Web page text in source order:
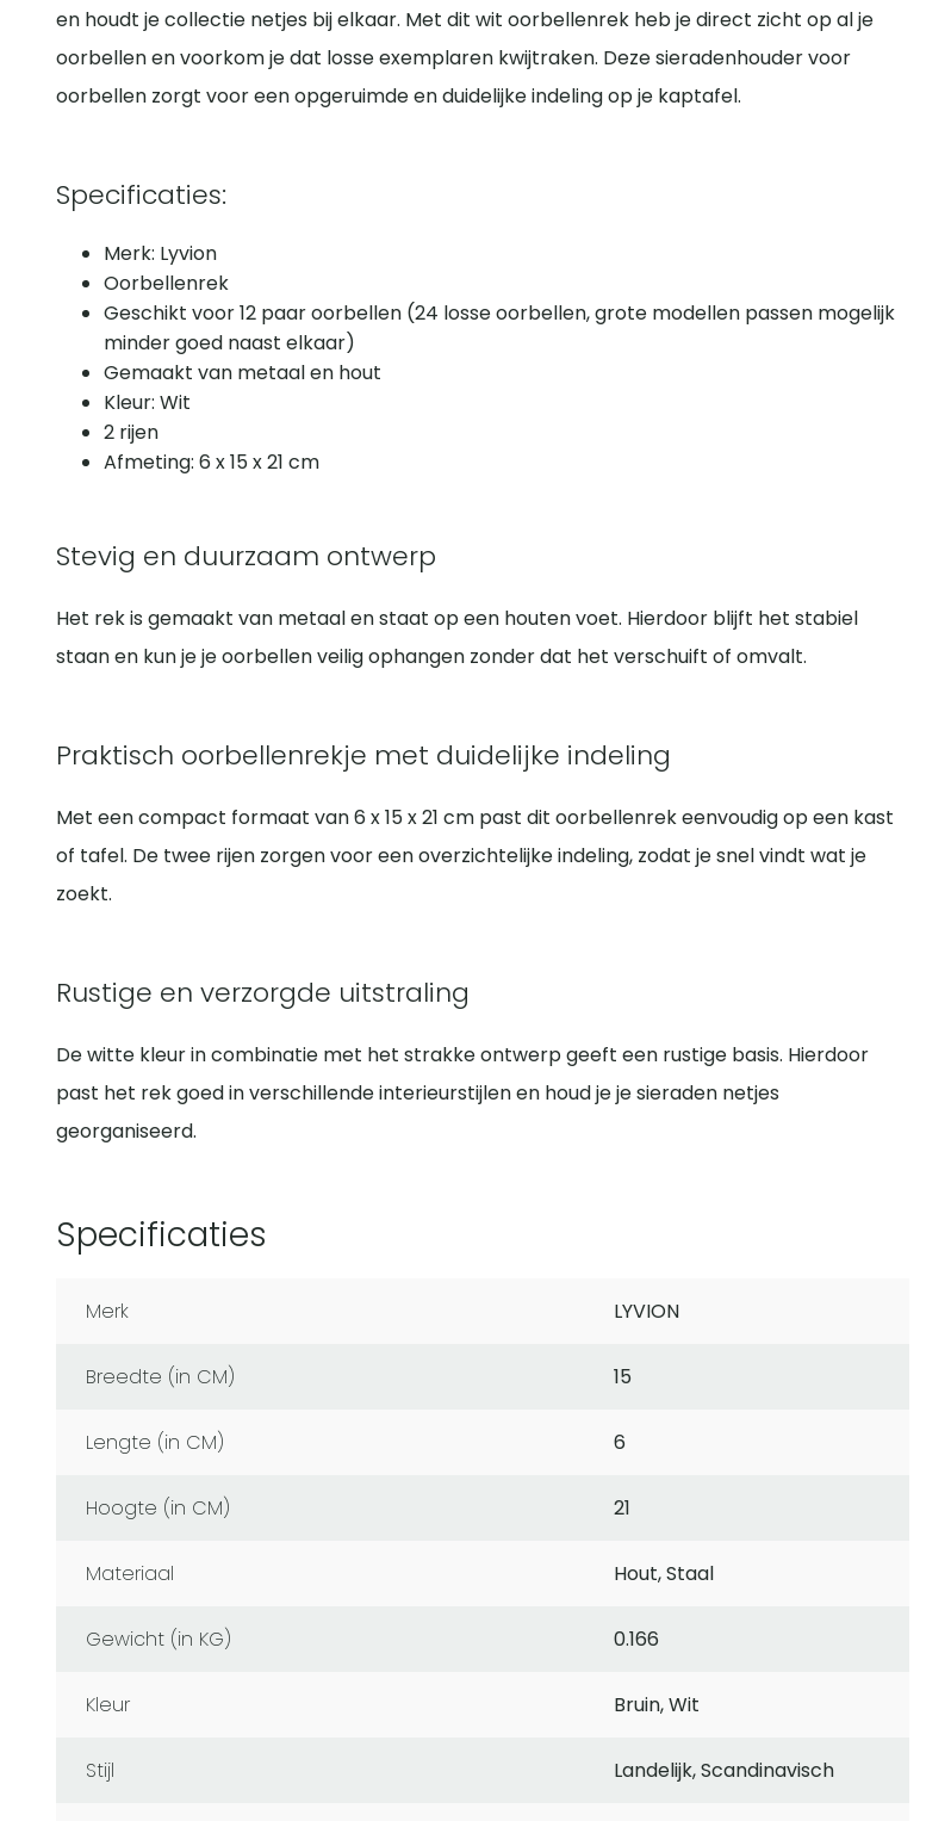
en houdt je collectie netjes bij elkaar. Met dit wit oorbellenrek heb je direct zicht op al je
oorbellen en voorkom je dat losse exemplaren kwijtraken. Deze sieradenhouder voor
oorbellen zorgt voor een opgeruimde en duidelijke indeling op je kaptafel.
Specificaties:
Merk: Lyvion
Oorbellenrek
Geschikt voor 12 paar oorbellen (24 losse oorbellen, grote modellen passen mogelijk
minder goed naast elkaar)
Gemaakt van metaal en hout
Kleur: Wit
2 rijen
Afmeting: 6 x 15 x 21 cm
Stevig en duurzaam ontwerp
Het rek is gemaakt van metaal en staat op een houten voet. Hierdoor blijft het stabiel
staan en kun je je oorbellen veilig ophangen zonder dat het verschuift of omvalt.
Praktisch oorbellenrekje met duidelijke indeling
Met een compact formaat van 6 x 15 x 21 cm past dit oorbellenrek eenvoudig op een kast
of tafel. De twee rijen zorgen voor een overzichtelijke indeling, zodat je snel vindt wat je
zoekt.
Rustige en verzorgde uitstraling
De witte kleur in combinatie met het strakke ontwerp geeft een rustige basis. Hierdoor
past het rek goed in verschillende interieurstijlen en houd je je sieraden netjes
georganiseerd.
Specificaties
Merk LYVION
Breedte (in CM) 15
Lengte (in CM) 6
Hoogte (in CM) 21
Materiaal Hout, Staal
Gewicht (in KG) 0.166
Kleur Bruin, Wit
Stijl Landelijk, Scandinavisch